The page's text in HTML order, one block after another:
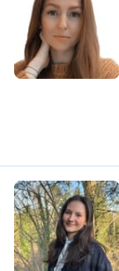
M
L